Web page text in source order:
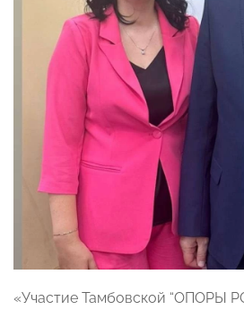
«Участие Тамбовской “ОПОРЫ